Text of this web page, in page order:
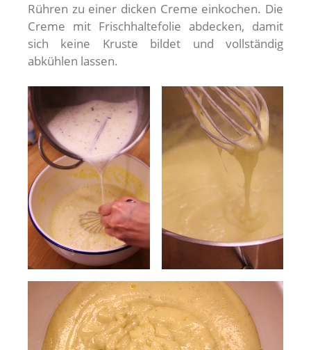
Rühren zu einer dicken Creme einkochen. Die
Creme mit Frischhaltefolie abdecken, damit
sich keine Kruste bildet und vollständig
abkühlen lassen.